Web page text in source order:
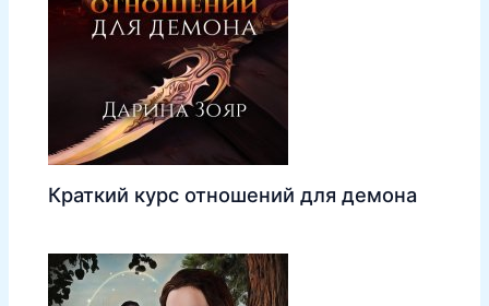
Краткий курс отношений для демона